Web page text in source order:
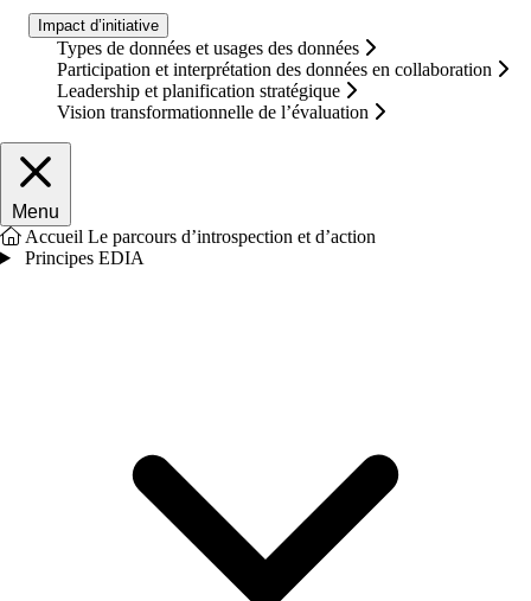
Impact d’initiative
Types de données et usages des données
Participation et interprétation des données en collaboration
Leadership et planification stratégique
Vision transformationnelle de l’évaluation
Fermer le menu principal
Menu
Accueil Le parcours d’introspection et d’action
Principes EDIA